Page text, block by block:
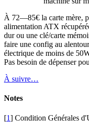
À 72—85€ la carte mère,
alimentation ATX
dur ou une clé/carte
faire une config au
électrique de moins de
Pas besoin de dépenser
À suivre…
Notes
[1] Condition Générales